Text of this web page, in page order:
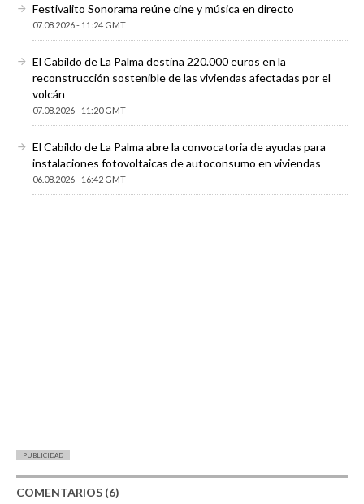
Festivalito Sonorama reúne cine y música en directo
07.08.2026 - 11:24 GMT
El Cabildo de La Palma destina 220.000 euros en la
reconstrucción sostenible de las viviendas afectadas por el
volcán
07.08.2026 - 11:20 GMT
El Cabildo de La Palma abre la convocatoria de ayudas para
instalaciones fotovoltaicas de autoconsumo en viviendas
06.08.2026 - 16:42 GMT
PUBLICIDAD
COMENTARIOS (6)